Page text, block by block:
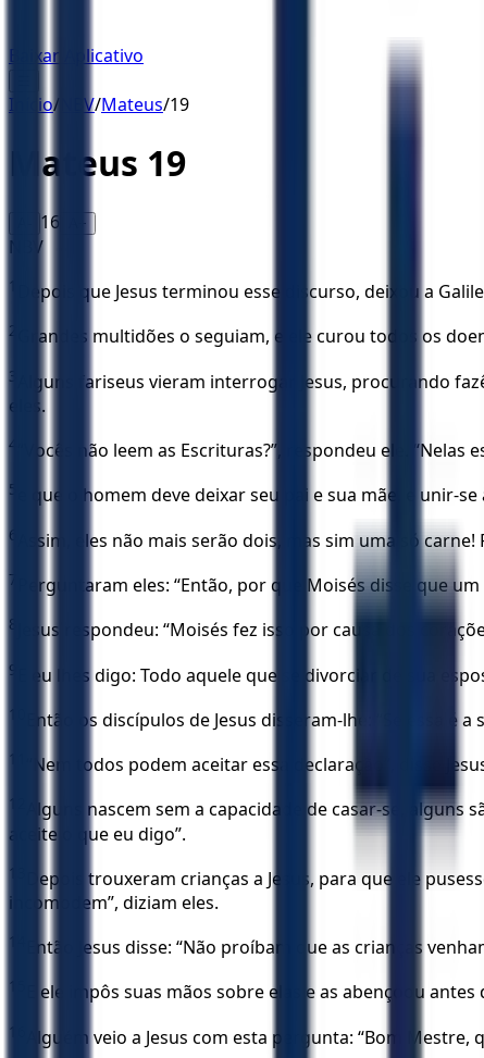
Baixar Aplicativo
Início/ NBV/Mateus/19
Mateus 19
16 A+
NBV
1 Depois que Jesus terminou esse discurso, deixou a
2 Grandes multidões o seguiam, e ele curou todos os
3
Alguns fariseus vieram interrogar Jesus, procurando
eles.
4 “Vocês não leem as Escrituras?”, respondeu ele.
5 e que o homem deve deixar seu pai e sua mãe, e unir-
6 Assim, eles não mais serão dois, mas sim uma só
7 Perguntaram eles: “Então, por que Moisés disse que
8 Jesus respondeu: “Moisés fez isso por causa dos
9 E eu lhes digo: Todo aquele que se divorciar de sua
10 Então os discípulos de Jesus disseram-lhe: “Se essa é
11 “Nem todos podem aceitar essa declaração”, disse
12
Alguns nascem sem a capacidade de casar-se,
aceite o que eu digo”.
13
Depois trouxeram crianças a Jesus, para que ele
incomodem”, diziam eles.
14 Então Jesus disse: “Não proíbam que as crianças
15 E ele impôs suas mãos sobre elas e as abençoou
16 Alguém veio a Jesus com esta pergunta: “Bom